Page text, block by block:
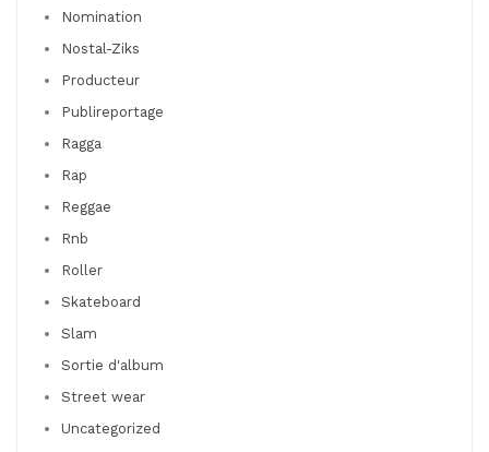
Nomination
Nostal-Ziks
Producteur
Publireportage
Ragga
Rap
Reggae
Rnb
Roller
Skateboard
Slam
Sortie d'album
Street wear
Uncategorized